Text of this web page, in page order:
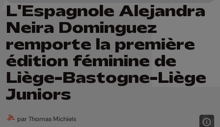
L'Espagnole Alejandra
Neira Dominguez
remporte la première
édition féminine de
Liège-Bastogne-Liège
Juniors
par Thomas Michiels